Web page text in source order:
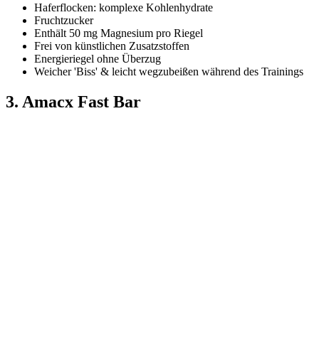
Haferflocken: komplexe Kohlenhydrate
Fruchtzucker
Enthält 50 mg Magnesium pro Riegel
Frei von künstlichen Zusatzstoffen
Energieriegel ohne Überzug
Weicher 'Biss' & leicht wegzubeißen während des Trainings
3. Amacx Fast Bar